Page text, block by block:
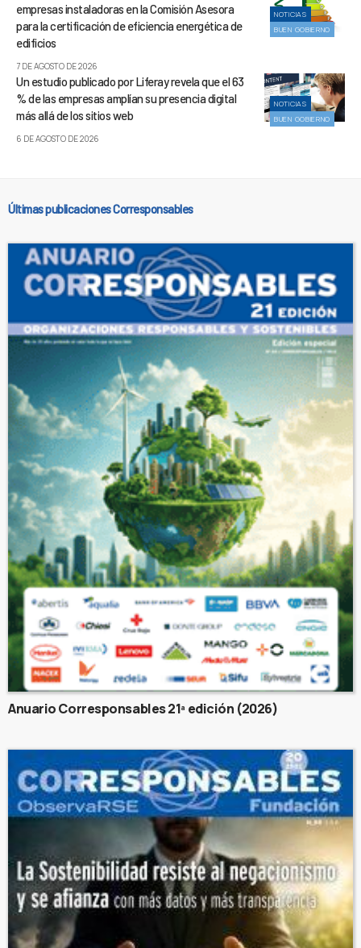
NOTICIAS
BUEN GOBIERNO
empresas instaladoras en la Comisión Asesora
para la certificación de eficiencia energética de
edificios
7 DE AGOSTO DE 2026
NOTICIAS
BUEN GOBIERNO
Un estudio publicado por Liferay revela que el 63
% de las empresas amplían su presencia digital
más allá de los sitios web
6 DE AGOSTO DE 2026
Últimas publicaciones Corresponsables
Anuario Corresponsables 21ª edición (2026)